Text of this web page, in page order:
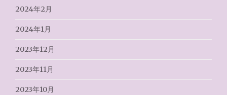
2024年2月
2024年1月
2023年12月
2023年11月
2023年10月